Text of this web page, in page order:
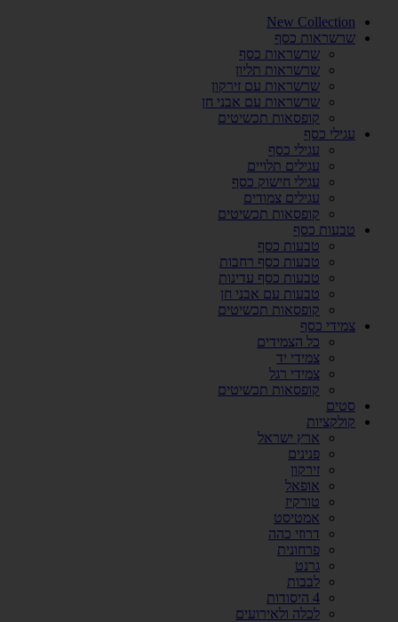
New Collection
שרשראות כסף
שרשראות כסף
שרשראות תליון
שרשראות עם זירקון
שרשראות עם אבני חן
קופסאות תכשיטים
עגילי כסף
עגילי כסף
עגילים תלויים
עגילי חישוק כסף
עגילים צמודים
קופסאות תכשיטים
טבעות כסף
טבעות כסף
טבעות כסף רחבות
טבעות כסף עדינות
טבעות עם אבני חן
קופסאות תכשיטים
צמידי כסף
כל הצמידים
צמידי יד
צמידי רגל
קופסאות תכשיטים
סטים
קולקציות
ארץ ישראל
פנינים
זירקון
אופאל
טורקיז
אמטיסט
דרוזי כהה
פרחונית
גרנט
לבבות
4 היסודות
לכלה ולאירועים